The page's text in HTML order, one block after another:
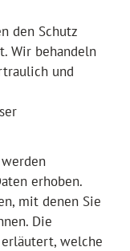
den Schutz
Wir behandeln
und
erhoben.
mit denen Sie
Die
welche